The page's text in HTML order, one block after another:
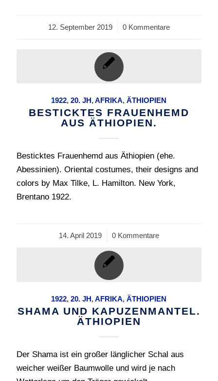
12. September 2019
/ 0 Kommentare
1922,20. JH,AFRIKA,ÄTHIOPIEN
BESTICKTES FRAUENHEMD
AUS ÄTHIOPIEN.
Besticktes Frauenhemd aus Äthiopien (ehe.
Abessinien). Oriental costumes, their designs and
colors by Max Tilke, L. Hamilton. New York,
Brentano 1922.
14. April 2019
/ 0 Kommentare
1922,20. JH,AFRIKA,ÄTHIOPIEN
SHAMA UND KAPUZENMANTEL.
ÄTHIOPIEN
Der Shama ist ein großer länglicher Schal aus
weicher weißer Baumwolle und wird je nach